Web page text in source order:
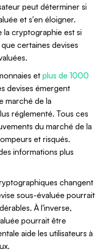
peut déterminer si
et s'en éloigner.
la cryptographie est si
certaines devises
et plus de 1000
devises émergent
marché de la
réglementé. Tous ces
du marché de la
et risqués.
informations plus
changent
sous-évaluée pourrait
À l'inverse,
pourrait être
aide les utilisateurs à